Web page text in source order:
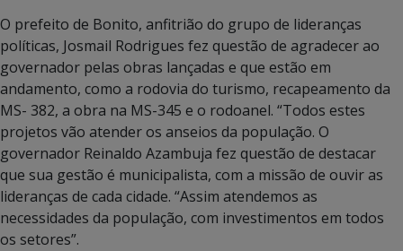
O prefeito de Bonito, anfitrião do grupo de lideranças
políticas, Josmail Rodrigues fez questão de agradecer ao
governador pelas obras lançadas e que estão em
andamento, como a rodovia do turismo, recapeamento da
MS- 382, a obra na MS-345 e o rodoanel. “Todos estes
projetos vão atender os anseios da população. O
governador Reinaldo Azambuja fez questão de destacar
que sua gestão é municipalista, com a missão de ouvir as
lideranças de cada cidade. “Assim atendemos as
necessidades da população, com investimentos em todos
os setores”.